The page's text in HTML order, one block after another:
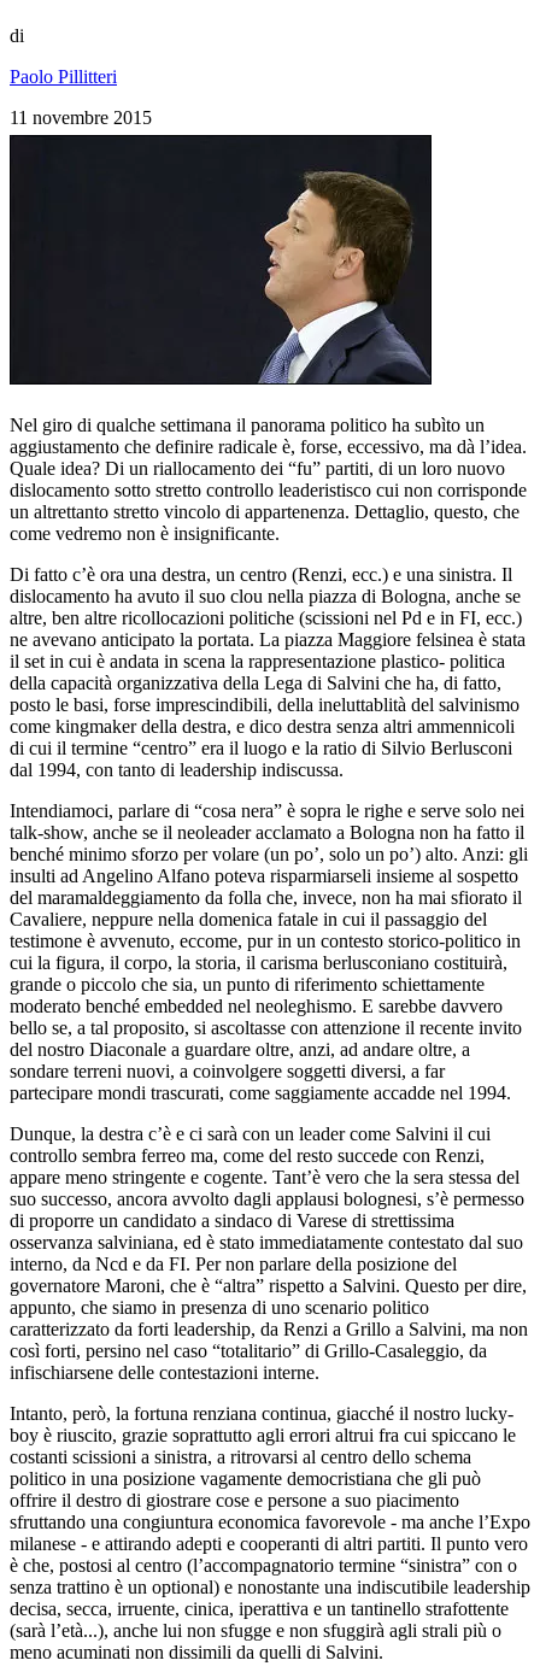
di
Paolo Pillitteri
11 novembre 2015
Nel giro di qualche settimana il panorama politico ha subìto un
aggiustamento che definire radicale è, forse, eccessivo, ma dà l’idea.
Quale idea? Di un riallocamento dei “fu” partiti, di un loro nuovo
dislocamento sotto stretto controllo leaderistisco cui non corrisponde
un altrettanto stretto vincolo di appartenenza. Dettaglio, questo, che
come vedremo non è insignificante.
Di fatto c’è ora una destra, un centro (Renzi, ecc.) e una sinistra. Il
dislocamento ha avuto il suo clou nella piazza di Bologna, anche se
altre, ben altre ricollocazioni politiche (scissioni nel Pd e in FI, ecc.)
ne avevano anticipato la portata. La piazza Maggiore felsinea è stata
il set in cui è andata in scena la rappresentazione plastico- politica
della capacità organizzativa della Lega di Salvini che ha, di fatto,
posto le basi, forse imprescindibili, della ineluttablità del salvinismo
come kingmaker della destra, e dico destra senza altri ammennicoli
di cui il termine “centro” era il luogo e la ratio di Silvio Berlusconi
dal 1994, con tanto di leadership indiscussa.
Intendiamoci, parlare di “cosa nera” è sopra le righe e serve solo nei
talk-show, anche se il neoleader acclamato a Bologna non ha fatto il
benché minimo sforzo per volare (un po’, solo un po’) alto. Anzi: gli
insulti ad Angelino Alfano poteva risparmiarseli insieme al sospetto
del maramaldeggiamento da folla che, invece, non ha mai sfiorato il
Cavaliere, neppure nella domenica fatale in cui il passaggio del
testimone è avvenuto, eccome, pur in un contesto storico-politico in
cui la figura, il corpo, la storia, il carisma berlusconiano costituirà,
grande o piccolo che sia, un punto di riferimento schiettamente
moderato benché embedded nel neoleghismo. E sarebbe davvero
bello se, a tal proposito, si ascoltasse con attenzione il recente invito
del nostro Diaconale a guardare oltre, anzi, ad andare oltre, a
sondare terreni nuovi, a coinvolgere soggetti diversi, a far
partecipare mondi trascurati, come saggiamente accadde nel 1994.
Dunque, la destra c’è e ci sarà con un leader come Salvini il cui
controllo sembra ferreo ma, come del resto succede con Renzi,
appare meno stringente e cogente. Tant’è vero che la sera stessa del
suo successo, ancora avvolto dagli applausi bolognesi, s’è permesso
di proporre un candidato a sindaco di Varese di strettissima
osservanza salviniana, ed è stato immediatamente contestato dal suo
interno, da Ncd e da FI. Per non parlare della posizione del
governatore Maroni, che è “altra” rispetto a Salvini. Questo per dire,
appunto, che siamo in presenza di uno scenario politico
caratterizzato da forti leadership, da Renzi a Grillo a Salvini, ma non
così forti, persino nel caso “totalitario” di Grillo-Casaleggio, da
infischiarsene delle contestazioni interne.
Intanto, però, la fortuna renziana continua, giacché il nostro lucky-
boy è riuscito, grazie soprattutto agli errori altrui fra cui spiccano le
costanti scissioni a sinistra, a ritrovarsi al centro dello schema
politico in una posizione vagamente democristiana che gli può
offrire il destro di giostrare cose e persone a suo piacimento
sfruttando una congiuntura economica favorevole - ma anche l’Expo
milanese - e attirando adepti e cooperanti di altri partiti. Il punto vero
è che, postosi al centro (l’accompagnatorio termine “sinistra” con o
senza trattino è un optional) e nonostante una indiscutibile leadership
decisa, secca, irruente, cinica, iperattiva e un tantinello strafottente
(sarà l’età...), anche lui non sfugge e non sfuggirà agli strali più o
meno acuminati non dissimili da quelli di Salvini.